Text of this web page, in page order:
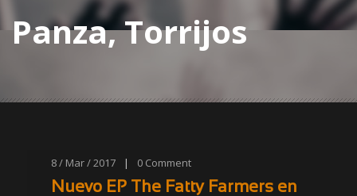
Panza, Torrijos
8 / Mar / 2017 | 0 Comment
Nuevo EP The Fatty Farmers en